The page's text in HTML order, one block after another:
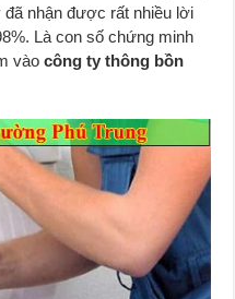
nhận được rất nhiều lời
Là con số chứng minh
vàocông ty thông bồn